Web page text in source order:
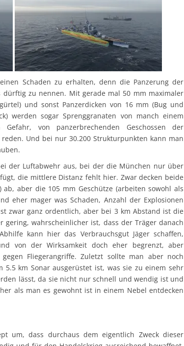
Schaden zu erhalten, denn die Panzerung der
zu nennen. Mit gerade mal 50 mm maximaler
und sonst Panzerdicken von 16 mm (Bug und
werden sogar Sprenggranaten von manch einem
von panzerbrechenden Geschossen der
Und bei nur 30.200 Strukturpunkten kann man
der Luftabwehr aus, bei der die München nur über
die mittlere Distanz fehlt hier. Zwar decken beide
aber die 105 mm Geschütze (arbeiten sowohl als
eher mager was Schaden, Anzahl der Explosionen
zwar ganz ordentlich, aber bei 3 km Abstand ist die
gering, wahrscheinlicher ist, dass der Träger danach
kann hier das Verbrauchsgut Jäger schaffen,
von der Wirksamkeit doch eher begrenzt, aber
Fliegerangriffe. Zuletzt sollte man aber noch
km Sonar ausgerüstet ist, was sie zu einem sehr
lässt, da sie nicht nur schnell und wendig ist und
als man es gewohnt ist in einem Nebel entdecken
um, dass durchaus dem eigentlich Zweck dieser